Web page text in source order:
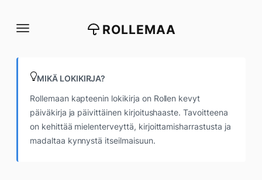
suoraan
ROLLEMAA
MIKÄ LOKIKIRJA?
Rollemaan kapteenin lokikirja on Rollen kevyt
päiväkirja ja päivittäinen kirjoitushaaste. Tavoitteena
on kehittää mielenterveyttä, kirjoittamisharrastusta ja
madaltaa kynnystä itseilmaisuun.